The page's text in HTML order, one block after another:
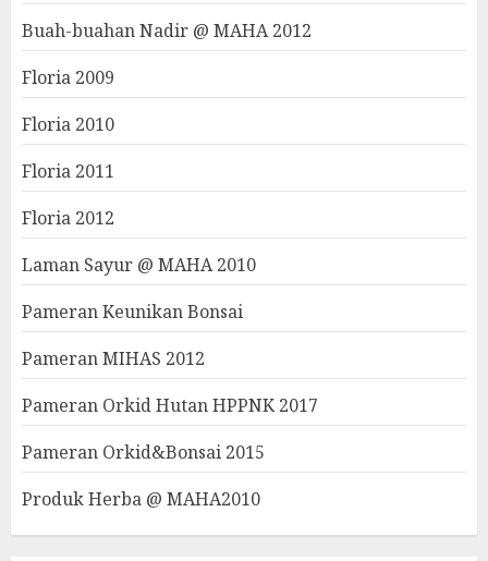
Buah-buahan Nadir @ MAHA 2012
Floria 2009
Floria 2010
Floria 2011
Floria 2012
Laman Sayur @ MAHA 2010
Pameran Keunikan Bonsai
Pameran MIHAS 2012
Pameran Orkid Hutan HPPNK 2017
Pameran Orkid&Bonsai 2015
Produk Herba @ MAHA2010